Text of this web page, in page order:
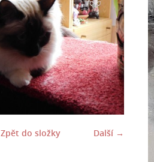
Další →
Zpět do složky